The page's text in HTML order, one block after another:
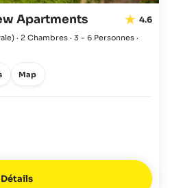
Apartments 4.6
· 2 Chambres · 3 - 6 Personnes ·
Map
Détails